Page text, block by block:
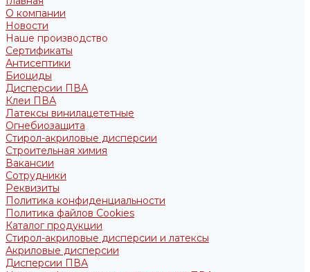
О компании
Новости
Наше производство
Сертификаты
Антисептики
Биоциды
Дисперсии ПВА
Клеи ПВА
Латексы винилацететные
Огнебиозащита
Стирол-акриловые дисперсии
Строительная химия
Вакансии
Сотрудники
Реквизиты
Политика конфиденциальности
Политика файлов Cookies
Каталог продукции
Стирол-акриловые дисперсии и латексы
Акриловые дисперсии
Дисперсии ПВА